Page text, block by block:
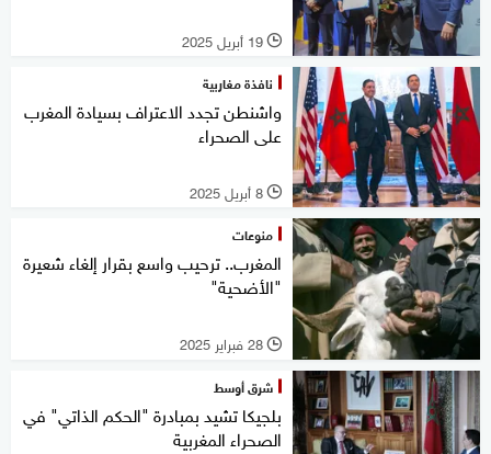
l 19 أبريل 2025
نافذة مغاربية
واشنطن تجدد الاعتراف بسيادة المغرب
على الصحراء
l 8 أبريل 2025
منوعات
المغرب.. ترحيب واسع بقرار إلغاء شعيرة
"الأضحية"
l 28 فبراير 2025
شرق أوسط
بلجيكا تشيد بمبادرة "الحكم الذاتي" في
الصحراء المغربية